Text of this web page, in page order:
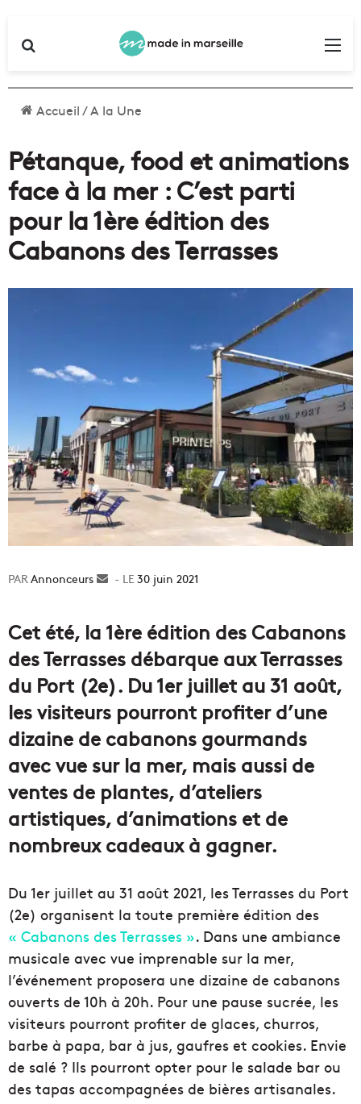
Accueil/A la Une
Pétanque, food et animations
face à la mer : C’est parti
pour la 1ère édition des
Cabanons des Terrasses
Annonceurs
Envoyer30 juin 2021
Cet été, la 1ère édition des Cabanons
des Terrasses débarque aux Terrasses
du Port (2e). Du 1er juillet au 31 août,
les visiteurs pourront profiter d’une
dizaine de cabanons gourmands
avec vue sur la mer, mais aussi de
ventes de plantes, d’ateliers
artistiques, d’animations et de
nombreux cadeaux à gagner.
Du 1er juillet au 31 août 2021, les Terrasses du Port
(2e) organisent la toute première édition des
« Cabanons des Terrasses ». Dans une ambiance
musicale avec vue imprenable sur la mer,
l’événement proposera une dizaine de cabanons
ouverts de 10h à 20h. Pour une pause sucrée, les
visiteurs pourront profiter de glaces, churros,
barbe à papa, bar à jus, gaufres et cookies. Envie
de salé ? Ils pourront opter pour le salade bar ou
des tapas accompagnées de bières artisanales.